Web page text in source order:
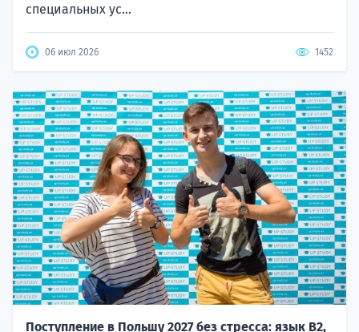
специальных ус...
06 июл 2026 1452
Поступление в Польшу 2027 без стресса: язык B2,